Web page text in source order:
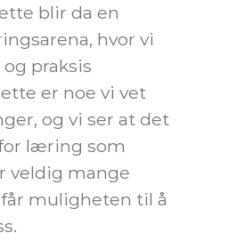
blir da en
hvor vi
praksis
er noe vi vet
og vi ser at det
læring som
veldig mange
muligheten til å